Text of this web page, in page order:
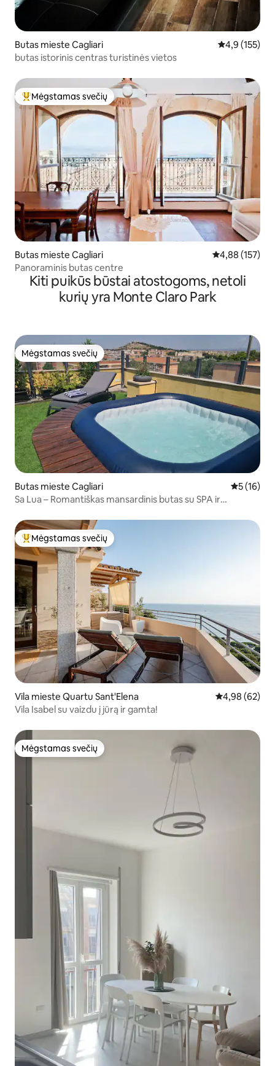
Butas mieste Cagliari Vidutinis
4,9 (155)
butas istorinis centras turistinės vietos
Svečių mėgstamiausias
Mėgstamas svečių
Butas mieste Cagliari Vidutinis
4,88 (157)
Panoraminis butas centre
Kiti puikūs būstai atostogoms, netoli
kurių yra Monte Claro Park
Mėgstamas svečių
Mėgstamas svečių
Butas mieste Cagliari Vidutinis
5 (16)
Sa Lua – Romantiškas mansardinis butas su SPA ir
Svečių mėgstamiausias
Mėgstamas svečių
Vila mieste Quartu Sant'Elena Vidutinis
4,98 (62)
Vila Isabel su vaizdu į jūrą ir gamta!
Mėgstamas svečių
Mėgstamas svečių